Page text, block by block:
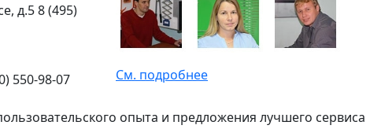
д.58 (495)
550-98-07 См. подробнее
опыта и предложения лучшего сервиса